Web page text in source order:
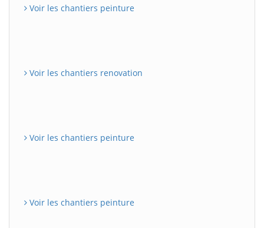
Voir les chantiers peinture
Voir les chantiers renovation
Voir les chantiers peinture
Voir les chantiers peinture